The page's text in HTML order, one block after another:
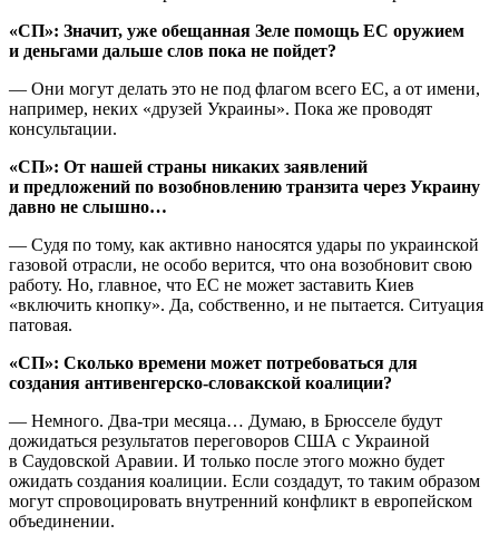
«СП»: Значит, уже обещанная Зеле помощь ЕС оружием
и деньгами дальше слов пока не пойдет?
— Они могут делать это не под флагом всего ЕС, а от имени,
например, неких «друзей Украины». Пока же проводят
консультации.
«СП»: От нашей страны никаких заявлений
и предложений по возобновлению транзита через Украину
давно не слышно…
— Судя по тому, как активно наносятся удары по украинской
газовой отрасли, не особо верится, что она возобновит свою
работу. Но, главное, что ЕС не может заставить Киев
«включить кнопку». Да, собственно, и не пытается. Ситуация
патовая.
«СП»: Сколько времени может потребоваться для
создания антивенгерско-словакской коалиции?
— Немного. Два-три месяца… Думаю, в Брюсселе будут
дожидаться результатов переговоров США с Украиной
в Саудовской Аравии. И только после этого можно будет
ожидать создания коалиции. Если создадут, то таким образом
могут спровоцировать внутренний конфликт в европейском
объединении.